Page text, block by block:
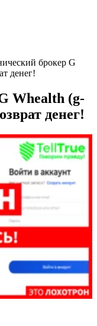
брокер G
денег!
Whealth (g-
денег!